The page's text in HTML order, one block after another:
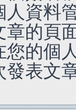
人資料
章的頁
您的個
發表文